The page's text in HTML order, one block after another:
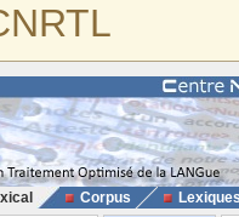
Corpus